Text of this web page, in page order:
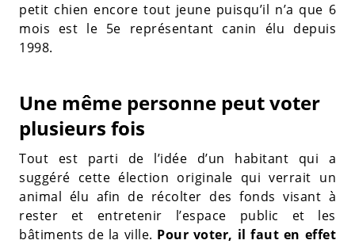
petit chien encore tout jeune puisqu’il n’a que 6
mois est le 5e représentant canin élu depuis
1998.
Une même personne peut voter
plusieurs fois
Tout est parti de l’idée d’un habitant qui a
suggéré cette élection originale qui verrait un
animal élu afin de récolter des fonds visant à
rester et entretenir l’espace public et les
bâtiments de la ville. Pour voter, il faut en effet